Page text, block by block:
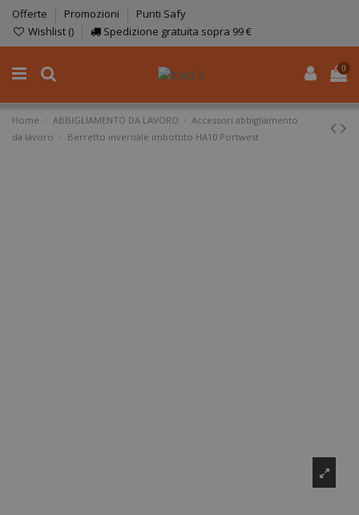
Offerte Promozioni
Punti Safy
Wishlist () Spedizione gratuita sopra 99 €
0
Home ABBIGLIAMENTO DA LAVORO
Accessori abbigliamento
da lavoro
Berretto invernale imbottito HA10 Portwest